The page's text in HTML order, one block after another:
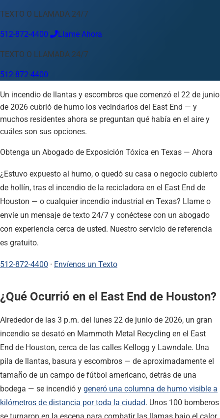
Español English 中文 Français
Su Ubicación
Austin 512-872-4400
Cambiar ubicación
Abilene
Amarillo Austin Beaumont Corpus Christi
Dallas
El Paso
Fort Worth Houston Laredo Longview
Lubbock
McAllen
Midland San Angelo San Antonio Wichita Falls
TEXTO O LLAMADA 24/7
512-872-4400 Llame Ahora
TEXTO O LLAMADA 24/7
512-872-4400
Un incendio de llantas y escombros que comenzó el 22 de junio
de 2026 cubrió de humo los vecindarios del East End — y
muchos residentes ahora se preguntan qué había en el aire y
cuáles son sus opciones.
Obtenga un Abogado de Exposición Tóxica en Texas — Ahora
¿Estuvo expuesto al humo, o quedó su casa o negocio cubierto
de hollín, tras el incendio de la recicladora en el East End de
Houston — o cualquier incendio industrial en Texas? Llame o
envíe un mensaje de texto 24/7 y conéctese con un abogado
con experiencia cerca de usted. Nuestro servicio de referencia
es gratuito.
512-872-4400 · Envíenos un Texto
¿Qué Ocurrió en el East End de Houston?
Alrededor de las 3 p.m. del lunes 22 de junio de 2026, un gran
incendio se desató en Mammoth Metal Recycling en el East
End de Houston, cerca de las calles Kellogg y Lawndale. Una
pila de llantas, basura y escombros — de aproximadamente el
tamaño de un campo de fútbol americano, detrás de una
bodega — se incendió y generó una columna de humo visible a
kilómetros de distancia por toda la ciudad. Unos 100 bomberos
se turnaron en la escena para combatir las llamas bajo el calor